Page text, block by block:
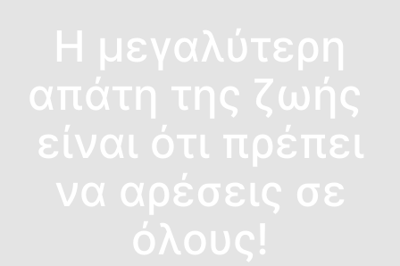
Η μεγαλύτερη
απάτη της ζωής
είναι ότι πρέπει
να αρέσεις σε
όλους!